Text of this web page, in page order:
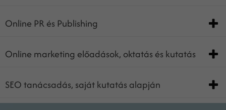
Online PR és Publishing
Online marketing előadások, oktatás és kutatás
SEO tanácsadás, saját kutatás alapján